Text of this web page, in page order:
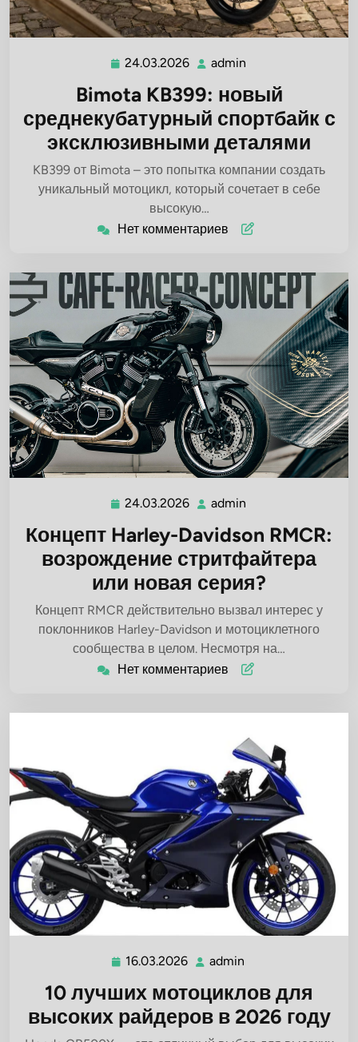
24.03.2026 24.03.2026
admin
Bimota KB399: новый
среднекубатурный спортбайк с
эксклюзивными деталями
KB399 от Bimota – это попытка компании создать
уникальный мотоцикл, который сочетает в себе
высокую…
Нет комментариев
24.03.2026 24.03.2026
admin
Концепт Harley-Davidson RMCR:
возрождение стритфайтера
или новая серия?
Концепт RMCR действительно вызвал интерес у
поклонников Harley-Davidson и мотоциклетного
сообщества в целом. Несмотря на…
Нет комментариев
16.03.2026 16.03.2026
admin
10 лучших мотоциклов для
высоких райдеров в 2026 году